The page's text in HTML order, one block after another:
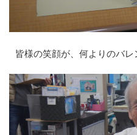
皆様の笑顔が、何よりのバレ